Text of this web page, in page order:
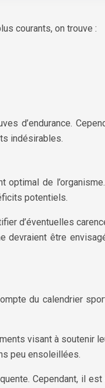
courants, on trouve :
d’endurance.
indésirables.
de
potentiels.
d’éventuelles
être
du calendrier
visant à soutenir
peu ensoleillées.
Cependant, il